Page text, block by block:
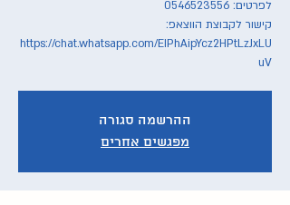
קישור לקבוצת הווצאפ:
https://chat.whatsapp.com/EIPhAipYcz2HPtLzJxLU
uV
ההרשמה סגורה
מפגשים אחרים